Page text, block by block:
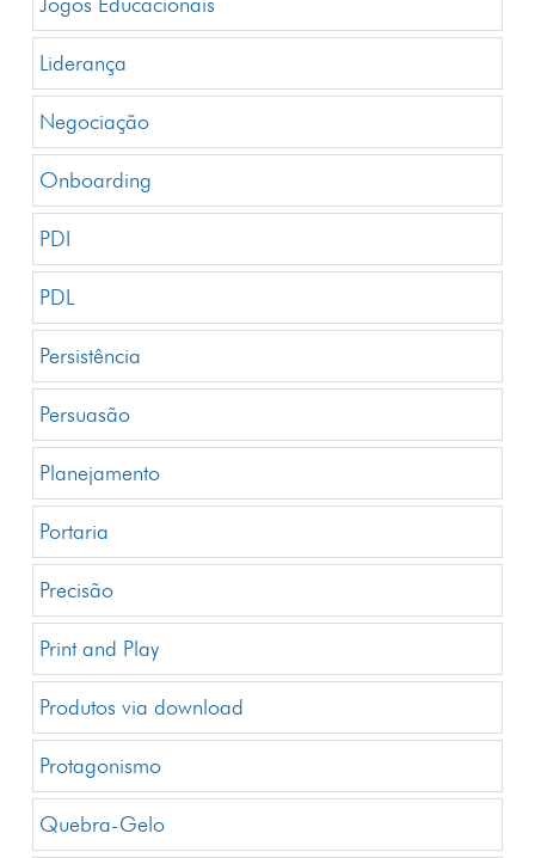
Liderança
Negociação
Onboarding
PDI
PDL
Persistência
Persuasão
Planejamento
Portaria
Precisão
Print and Play
Produtos via download
Protagonismo
Quebra-Gelo